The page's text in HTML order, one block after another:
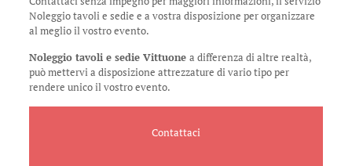
Noleggio tavoli e sedie e a vostra disposizione per organizzare
al meglio il vostro evento.
Noleggio tavoli e sedie Vittuone a differenza di altre realtà,
può mettervi a disposizione attrezzature di vario tipo per
rendere unico il vostro evento.
Contattaci